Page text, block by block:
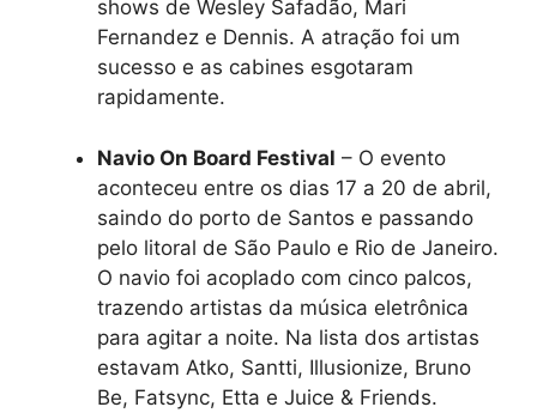
shows de Wesley Safadão, Mari
Fernandez e Dennis. A atração foi um
sucesso e as cabines esgotaram
rapidamente.
Navio On Board Festival – O evento
aconteceu entre os dias 17 a 20 de abril,
saindo do porto de Santos e passando
pelo litoral de São Paulo e Rio de Janeiro.
O navio foi acoplado com cinco palcos,
trazendo artistas da música eletrônica
para agitar a noite. Na lista dos artistas
estavam Atko, Santti, Illusionize, Bruno
Be, Fatsync, Etta e Juice & Friends.